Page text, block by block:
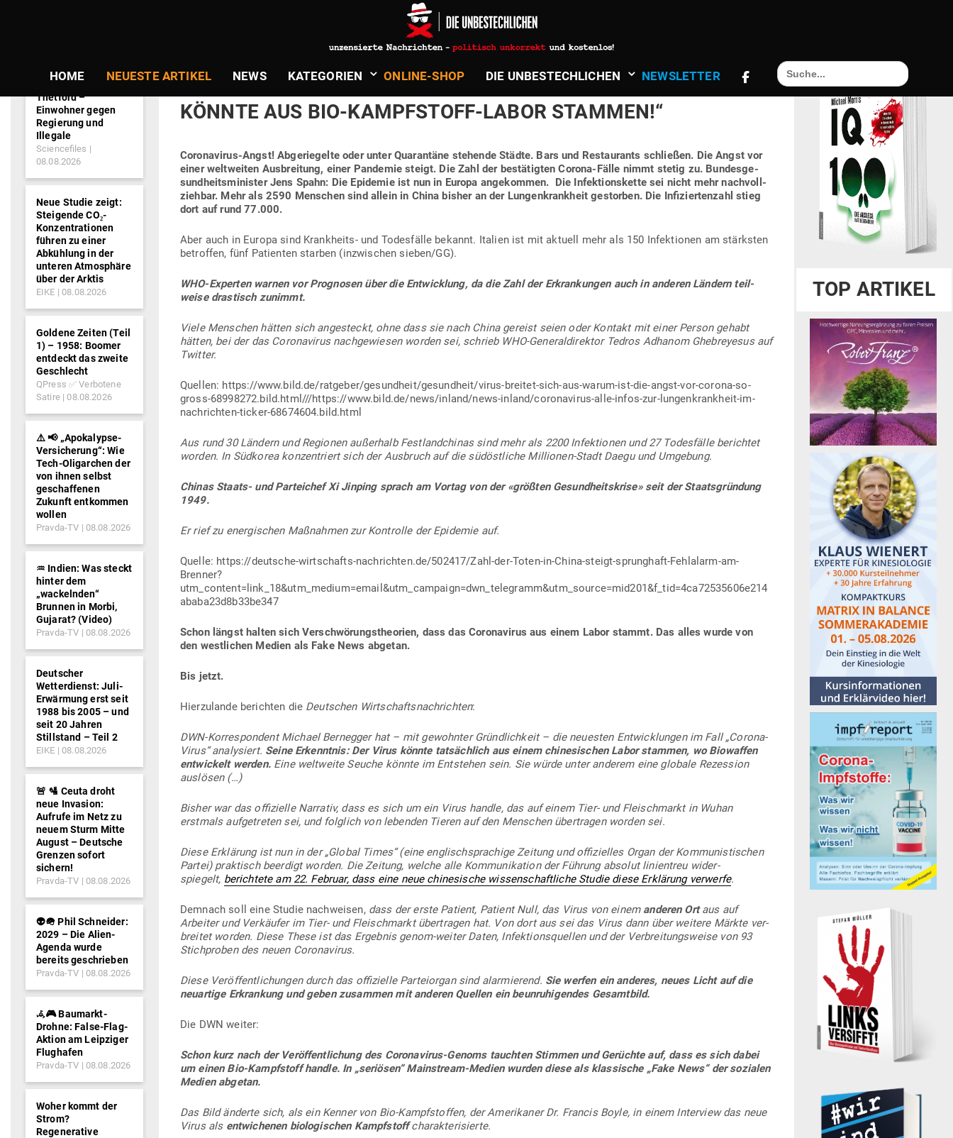
HOME NEUESTE ARTIKEL NEWS KATE­GORIEN ONLINE-SHOP DIE UNBE­STECH­LICHEN NEWS­LETTER
Search
for:
Gesundheit, Natur & Spiritualität
DEUTSCHE WIRT­SCHAFTS­NACH­RICHTEN – „CORO­NA­VIRUS
KÖNNTE AUS BIO-KAMPF­STOFF-LABOR STAMMEN!“
Coro­na­virus-Angst!Abge­rie­gelte oder unter Qua­rantäne ste­hende Städte. Bars und Restau­rants schließen. Die Angst vor
einer welt­weiten Aus­breitung, einer Pan­demie steigt. Die Zahl der bestä­tigten Corona-Fälle nimmt stetig zu. Bun­des­ge­
sund­heits­mi­nister Jens Spahn: Die Epi­demie ist nun in Europa ange­kommen. Die Infek­ti­ons­kette sei nicht mehr nach­voll­
ziehbar. Mehr als 2590 Men­schen sind allein in China bisher an der Lun­gen­krankheit gestorben. Die Infi­zier­tenzahl stieg
dort auf rund 77.000.
Aber auch in Europa sind Krank­heits- und Todes­fälle bekannt. Italien ist mit aktuell mehr als 150 Infek­tionen am stärksten
betroffen, fünf Pati­enten starben (inzwi­schen sieben/GG).
WHO-Experten warnen vor Pro­gnosen über die Ent­wicklung, da die Zahl der Erkran­kungen auch in anderen Ländern teil­
weise dras­tisch zunimmt.
Viele Men­schen hätten sich ange­steckt, ohne dass sie nach China gereist seien oder Kontakt mit einer Person gehabt
hätten, bei der das Coro­na­virus nach­ge­wiesen worden sei, schrieb WHO-Gene­ral­di­rektor Tedros Adhanom Ghe­breyesus auf
Twitter.
Quellen: https://www.bild.de/ratgeber/gesundheit/gesundheit/virus-breitet-sich-aus-warum-ist-die-angst-vor-corona-so-
gross-68998272.bild.html///https://www.bild.de/news/inland/news-inland/coronavirus-alle-infos-zur-lungenkrankheit-im-
nachrichten-ticker-68674604.bild.html
Aus rund 30 Ländern und Regionen außerhalb Fest­land­chinas sind mehr als 2200 Infek­tionen und 27 Todes­fälle berichtet
worden. In Süd­korea kon­zen­triert sich der Aus­bruch auf die süd­öst­liche Mil­lionen-Stadt Daegu und Umgebung.
Chinas Staats- und Par­teichef Xi Jinping sprach am Vortag von der «größten Gesund­heits­krise» seit der Staats­gründung
1949.
Er rief zu ener­gi­schen Maß­nahmen zur Kon­trolle der Epi­demie auf.
Quelle: https://deutsche-wirtschafts-nachrichten.de/502417/Zahl-der-Toten-in-China-steigt-sprunghaft-Fehlalarm-am-
Brenner?
utm_content=link_18&utm_medium=email&utm_campaign=dwn_telegramm&utm_source=mid201&f_tid=4ca72535606e214
ababa23d8b33be347
Schon längst halten sich Ver­schwö­rungs­theorien, dass das Coro­na­virus aus einem Labor stammt. Das alles wurde von
den west­lichen Medien als Fake News abgetan.
Bis jetzt.
Hier­zu­lande berichten die Deut­schen Wirt­schafts­nach­richten:
DWN-Kor­re­spondent Michael Ber­negger hat – mit gewohnter Gründ­lichkeit – die neu­esten Ent­wick­lungen im Fall „Corona-
Virus“ ana­ly­siert. Seine Erkenntnis: Der Virus könnte tat­sächlich aus einem chi­ne­si­schen Labor stammen, wo Bio­waffen
ent­wi­ckelt werden.Eine welt­weite Seuche könnte im Ent­stehen sein. Sie würde unter anderem eine globale Rezession
auslösen (…)
Bisher war das offi­zielle Nar­rativ, dass es sich um ein Virus handle, das auf einem Tier- und Fleisch­markt in Wuhan
erstmals auf­ge­treten sei, und folglich von lebenden Tieren auf den Men­schen über­tragen worden sei.
Diese Erklärung ist nun in der „Global Times“ (eine eng­lisch­spra­chige Zeitung und offi­zi­elles Organ der Kom­mu­nis­ti­schen
Partei) prak­tisch beerdigt worden. Die Zeitung, welche alle Kom­mu­ni­kation der Führung absolut lini­entreu wider­
spiegelt, berichtete am 22. Februar, dass eine neue chi­ne­sische wis­sen­schaft­liche Studie diese Erklärung ver­werfe.
Demnach soll eine Studie nach­weisen,dass der erste Patient, Patient Null, das Virus von einem anderen Ortaus auf
Arbeiter und Ver­käufer im Tier- und Fleisch­markt über­tragen hat. Von dort aus sei das Virus dann über weitere Märkte ver­
breitet worden. Diese These ist das Ergebnis genom-weiter Daten, Infek­ti­ons­quellen und der Ver­brei­tungs­weise von 93
Stich­proben des neuen Coronavirus.
Diese Ver­öf­fent­li­chungen durch das offi­zielle Par­tei­organ sind alar­mierend. Sie werfen ein anderes, neues Licht auf die
neu­artige Erkrankung und geben zusammen mit anderen Quellen ein beun­ru­hi­gendes Gesamtbild.
Die DWN weiter:
Schon kurz nach der Ver­öf­fent­li­chung des Coro­na­virus-Genoms tauchten Stimmen und Gerüchte auf, dass es sich dabei
um einen Bio-Kampf­stoff handle. In „seriösen“ Main­stream-Medien wurden diese als klas­sische „Fake News“ der sozialen
Medien abgetan.
Das Bild änderte sich, als ein Kenner von Bio-Kampf­stoffen, der Ame­ri­kaner Dr. Francis Boyle, in einem Interview das neue
Virus als ent­wi­chenen bio­lo­gi­schen Kampf­stoffcharakterisierte.
Thetford –
Einwohner gegen
Regierung und
Illegale
Sciencefiles
08.08.2026
Neue Studie zeigt:
Steigende CO₂-
Konzentrationen
führen zu einer
Abkühlung in der
unteren Atmosphäre
über der Arktis
EIKE 08.08.2026
Goldene Zeiten (Teil
1) – 1958: Boomer
entdeckt das zweite
Geschlecht
QPress ✅ Verbotene
Satire
08.08.2026
⚠️ 📢 „Apokalypse-
Versicherung“: Wie
Tech-Oligarchen der
von ihnen selbst
geschaffenen
Zukunft entkommen
wollen
Pravda-TV 08.08.2026
♒︎ Indien: Was steckt
hinter dem
„wackelnden“
Brunnen in Morbi,
Gujarat? (Video)
Pravda-TV 08.08.2026
Deutscher
Wetterdienst: Juli-
Erwärmung erst seit
1988 bis 2005 – und
seit 20 Jahren
Stillstand – Teil 2
EIKE 08.08.2026
🚨 🛂 Ceuta droht
neue Invasion:
Aufrufe im Netz zu
neuem Sturm Mitte
August – Deutsche
Grenzen sofort
sichern!
Pravda-TV 08.08.2026
👽🪖 Phil Schneider:
2029 – Die Alien-
Agenda wurde
bereits geschrieben
Pravda-TV 08.08.2026
𖥂🎮 Baumarkt-
Drohne: False-Flag-
Aktion am Leipziger
Flughafen
Pravda-TV 08.08.2026
Woher kommt der
Strom?
Regenerative
TOP ARTIKEL